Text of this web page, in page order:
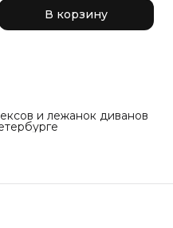
В корзину
и лежанок диванов